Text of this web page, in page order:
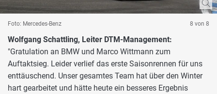
Foto: Mercedes-Benz 8 von 8
Wolfgang Schattling, Leiter DTM-Management:
"Gratulation an BMW und Marco Wittmann zum
Auftaktsieg. Leider verlief das erste Saisonrennen für uns
enttäuschend. Unser gesamtes Team hat über den Winter
hart gearbeitet und hätte heute ein besseres Ergebnis